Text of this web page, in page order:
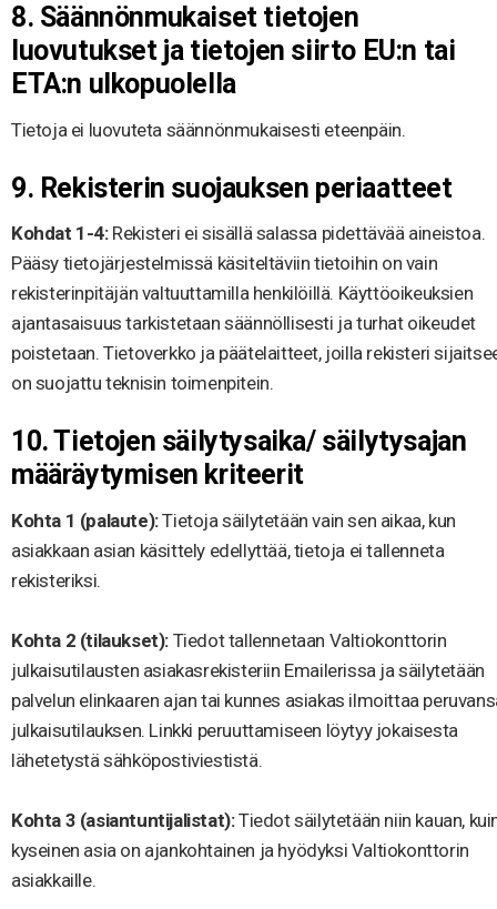
8. Säännönmukaiset tietojen
luovutukset ja tietojen siirto EU:n tai
ETA:n ulkopuolella
Tietoja ei luovuteta säännönmukaisesti eteenpäin.
9. Rekisterin suojauksen periaatteet
Kohdat 1-4:Rekisteri ei sisällä salassa pidettävää aineistoa.
Pääsy tietojärjestelmissä käsiteltäviin tietoihin on vain
rekisterinpitäjän valtuuttamilla henkilöillä. Käyttöoikeuksien
ajantasaisuus tarkistetaan säännöllisesti ja turhat oikeudet
poistetaan. Tietoverkko ja päätelaitteet, joilla rekisteri
on suojattu teknisin toimenpitein.
10. Tietojen säilytysaika/ säilytysajan
määräytymisen kriteerit
Kohta 1 (palaute):Tietoja säilytetään vain sen aikaa, kun
asiakkaan asian käsittely edellyttää, tietoja ei tallenneta
rekisteriksi.
Kohta 2 (tilaukset): Tiedot tallennetaan Valtiokonttorin
julkaisutilausten asiakasrekisteriin Emailerissa ja säilytetään
palvelun elinkaaren ajan tai kunnes asiakas ilmoittaa
julkaisutilauksen. Linkki peruuttamiseen löytyy jokaisesta
lähetetystä sähköpostiviestistä.
Kohta 3 (asiantuntijalistat):Tiedot säilytetään niin kauan,
kyseinen asia on ajankohtainen ja hyödyksi Valtiokonttorin
asiakkaille.